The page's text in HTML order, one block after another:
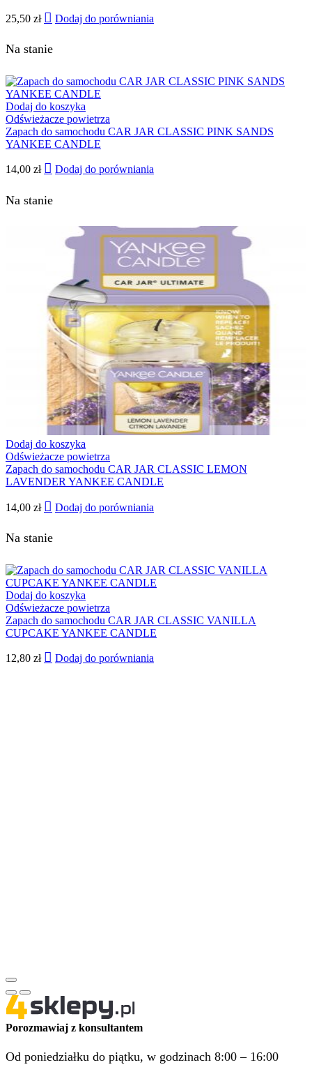
25,50 zł Dodaj do porówniania
Na stanie
Dodaj do koszyka
Odświeżacze powietrza
Zapach do samochodu CAR JAR CLASSIC PINK SANDS
YANKEE CANDLE
14,00 zł Dodaj do porówniania
Na stanie
Dodaj do koszyka
Odświeżacze powietrza
Zapach do samochodu CAR JAR CLASSIC LEMON
LAVENDER YANKEE CANDLE
14,00 zł Dodaj do porówniania
Na stanie
Dodaj do koszyka
Odświeżacze powietrza
Zapach do samochodu CAR JAR CLASSIC VANILLA
CUPCAKE YANKEE CANDLE
12,80 zł Dodaj do porówniania
Porozmawiaj z konsultantem
Od poniedziałku do piątku, w godzinach 8:00 – 16:00